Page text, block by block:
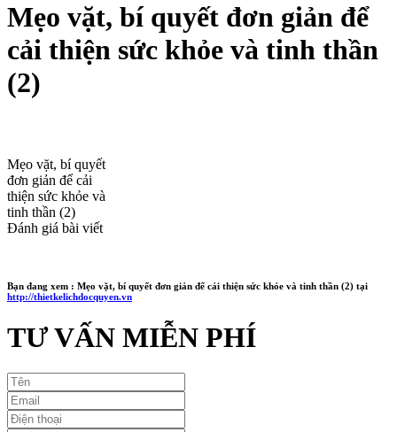
Mẹo vặt, bí quyết đơn giản để
cải thiện sức khỏe và tinh thần
(2)
Mẹo vặt, bí quyết
đơn giản để cải
thiện sức khỏe và
tinh thần (2)
Đánh giá bài viết
Bạn đang xem : Mẹo vặt, bí quyết đơn giản để cải thiện sức khỏe và tinh thần (2) tại
http://thietkelichdocquyen.vn
TƯ VẤN MIỄN PHÍ